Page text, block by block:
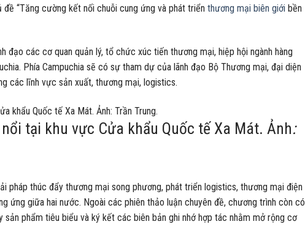
“Tăng cường kết nối chuỗi cung ứng và phát triển thương mại biên giới bền
đạo các cơ quan quản lý, tổ chức xúc tiến thương mại, hiệp hội ngành hàng
Phía Campuchia sẽ có sự tham dự của lãnh đạo Bộ Thương mại, đại diện
các lĩnh vực sản xuất, thương mại, logistics.
tại khu vực Cửa khẩu Quốc tế Xa Mát. Ảnh:
pháp thúc đẩy thương mại song phương, phát triển logistics, thương mại điện
ứng giữa hai nước. Ngoài các phiên thảo luận chuyên đề, chương trình còn có
phẩm tiêu biểu và ký kết các biên bản ghi nhớ hợp tác nhằm mở rộng cơ